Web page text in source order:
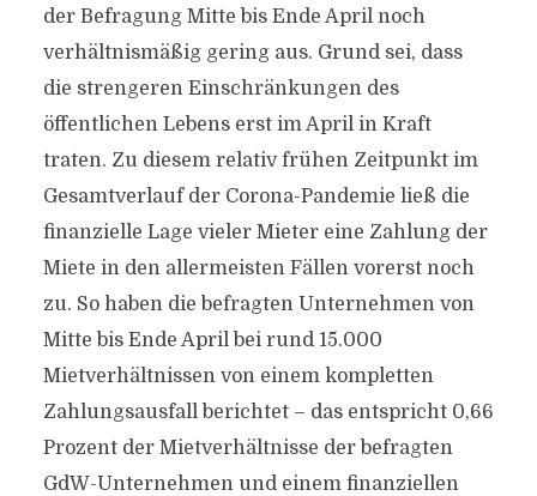
der Befragung Mitte bis Ende April noch
verhältnismäßig gering aus. Grund sei, dass
die strengeren Einschränkungen des
öffentlichen Lebens erst im April in Kraft
traten. Zu diesem relativ frühen Zeitpunkt im
Gesamtverlauf der Corona-Pandemie ließ die
finanzielle Lage vieler Mieter eine Zahlung der
Miete in den allermeisten Fällen vorerst noch
zu. So haben die befragten Unternehmen von
Mitte bis Ende April bei rund 15.000
Mietverhältnissen von einem kompletten
Zahlungsausfall berichtet – das entspricht 0,66
Prozent der Mietverhältnisse der befragten
GdW-Unternehmen und einem finanziellen